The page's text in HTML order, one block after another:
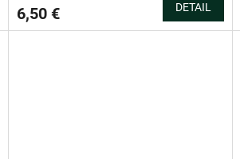
6,50 € DETAIL